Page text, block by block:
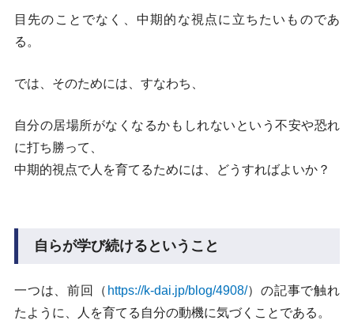
目先のことでなく、中期的な視点に立ちたいものであ
る。
では、そのためには、すなわち、
自分の居場所がなくなるかもしれないという不安や恐れ
に打ち勝って、
中期的視点で人を育てるためには、どうすればよいか？
自らが学び続けるということ
一つは、前回（ https://k-dai.jp/blog/4908/）の記事で触れ
たように、人を育てる自分の動機に気づくことである。